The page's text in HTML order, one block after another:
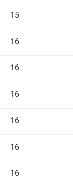
15
16
16
16
16
16
16